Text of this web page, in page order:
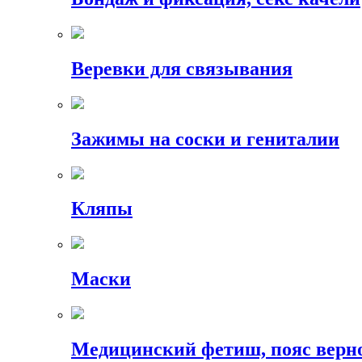
Веревки для связывания
Зажимы на соски и гениталии
Кляпы
Маски
Медицинский фетиш, пояс